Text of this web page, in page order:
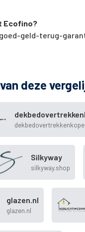
Ecofino?
geld-terug-
deze
Silkyway
silkyway.shop
glazen.nl
glazen.nl